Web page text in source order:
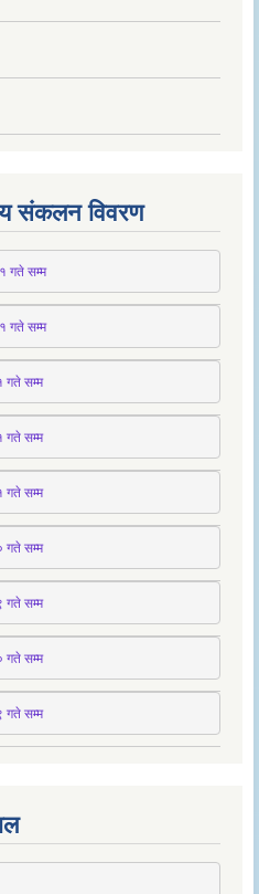
संकलन विवरण
गते सम्म
गते सम्म
गते सम्म
गते सम्म
गते सम्म
गते सम्म
गते सम्म
गते सम्म
गते सम्म